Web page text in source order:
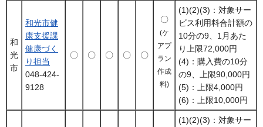
和
光
市
和光市健
康支援課
健康づく
り担当
048-424-
9128
〇 〇 〇 〇 〇
〇
(ケ
アプ
ラン
作成
料)
(1)(2)(3)：対象サー
ビス利用料合計額の
10分の9、1月あた
り上限72,000円
(4)：購入費の10分
の9、上限90,000円
(5)：上限4,000円
(6)：上限10,000円
(1)(2)(3)：対象サー